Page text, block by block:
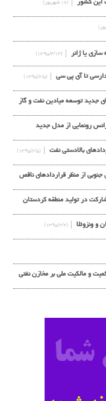
این کشور (۱۶ شهریور)
(۱۳۹۵/۴/۱۳)
دارسی تا آی پی سی (۱۳۹۵/۲/۵)
جدید توسعه میادین نفت و گاز
رونمایی از مدل جدید
بالادستي نفت (۱۳۹۵/۲/۵)
در توليد منطقه كردستان
و ونزوئلا (۱۳۹۵/۲/۲)
و مالکیت ملی بر مخازن نفتی